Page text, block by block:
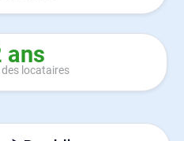
ans
locataires